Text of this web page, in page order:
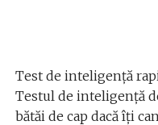
Test de inteligență
Testul de inteligență
bătăi de cap dacă îți